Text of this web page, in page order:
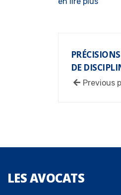
DE
Previous
LESAVOCATS